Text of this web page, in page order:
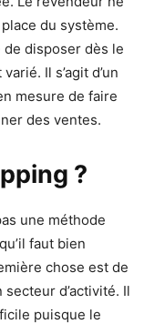
du système.
de disposer dès le
Il s’agit d’un
mesure de faire
des ventes.
?
une méthode
faut bien
chose est de
d’activité. Il
puisque le